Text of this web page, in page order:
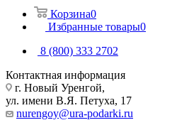
Корзина0
Избранные товары0
8 (800) 333 2702
Контактная информация
г. Новый Уренгой,
ул. имени В.Я. Петуха, 17
nurengoy@ura-podarki.ru